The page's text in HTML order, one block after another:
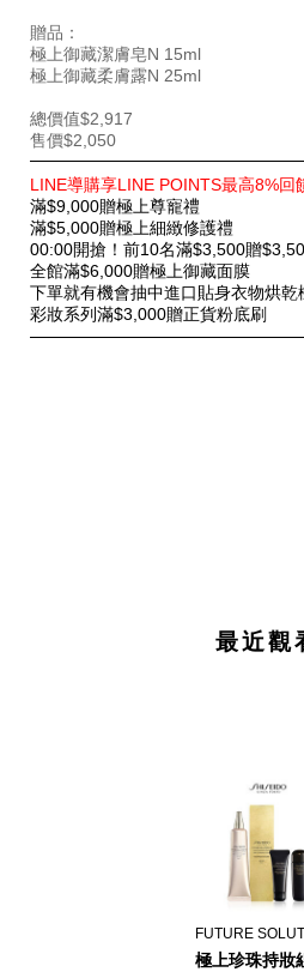
贈品：
極上御藏潔膚皂N 15ml
極上御藏柔膚露N 25ml
總價值$2,917
售價$2,050
別
優
惠
LINE導購享LINE POINTS最高8%
滿$9,000贈極上尊寵禮
滿$5,000贈極上細緻修護禮
00:00開搶！前10名滿$3,500贈
全館滿$6,000贈極上御藏面膜
下單就有機會抽中進口貼身衣物烘乾
彩妝系列滿$3,000贈正貨粉底刷
最近觀
極上珍珠持妝